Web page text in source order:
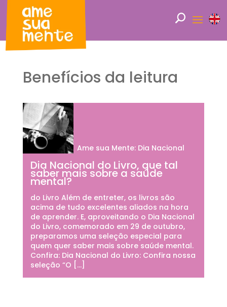
Benefícios da leitura
Dia Nacional do Livro, que tal
saber mais sobre a saúde
mental?
Ame sua Mente: Dia Nacional
do Livro Além de entreter, os livros são
acima de tudo excelentes aliados na hora
de aprender. E, aproveitando o Dia Nacional
do Livro, comemorado em 29 de outubro,
preparamos uma seleção especial para
quem quer saber mais sobre saúde mental.
Confira: Dia Nacional do Livro: Confira nossa
seleção “O […]